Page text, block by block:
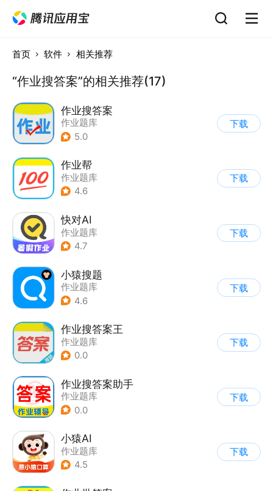
首页 软件 相关推荐
“作业搜答案”的相关推荐(17)
作业搜答案
作业题库
5.0
下载
作业帮
作业题库
4.6
下载
快对AI
作业题库
4.7
下载
小猿搜题
作业题库
4.6
下载
作业搜答案王
作业题库
0.0
下载
作业搜答案助手
作业题库
0.0
下载
小猿AI
作业题库
4.5
下载